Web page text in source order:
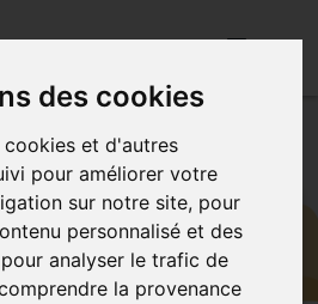
des cookies
et d'autres
pour améliorer votre
sur notre site, pour
personnalisé et des
analyser le trafic de
la provenance
Toggle
nous !
de notre communauté d'utilisateurs
souhaitez recevoir des données
du territoire ou une zone